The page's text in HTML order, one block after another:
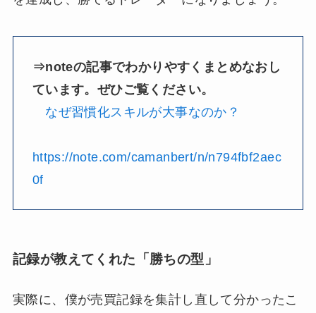
⇒noteの記事でわかりやすくまとめなおし
ています。ぜひご覧ください。
なぜ習慣化スキルが大事なのか？
https://note.com/camanbert/n/n794fbf2aec
0f
記録が教えてくれた「勝ちの型」
実際に、僕が売買記録を集計し直して分かったこ